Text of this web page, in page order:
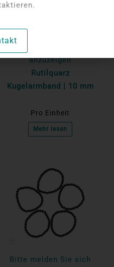
anzuzeigen
Rutilquarz
Kugelarmband | 10 mm
Pro Einheit
Mehr lesen
Bitte melden Sie sich